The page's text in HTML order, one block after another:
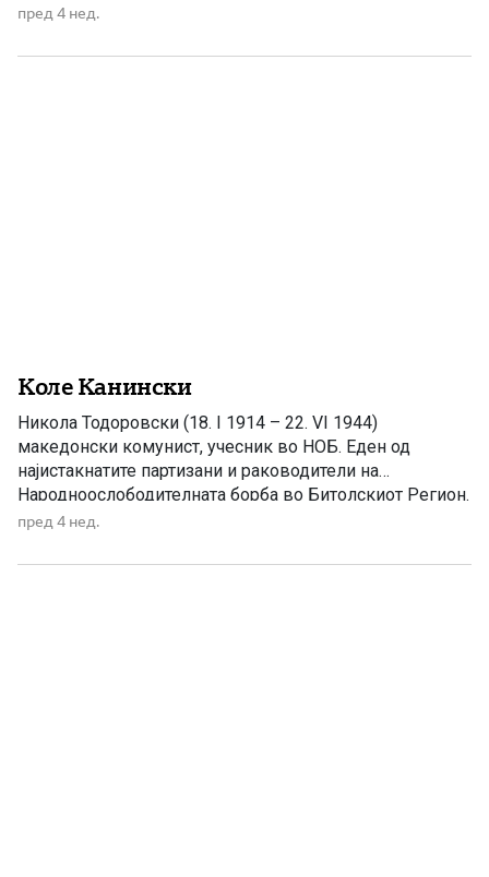
неговата ќерка Рашела по неговата смрт. Постојат
само со зборови, туку […]
пред 4 нед.
Коле Канински
Никола Тодоровски (18. I 1914 – 22. VI 1944)
македонски комунист, учесник во НОБ. Еден од
најистакнатите партизани и раководители на
Народноослободителната борба во Битолскиот Регион.
Загинал како политички комесар во Првата
мина на 22. јули 1944 година во село Брунец, кај
пред 4 нед.